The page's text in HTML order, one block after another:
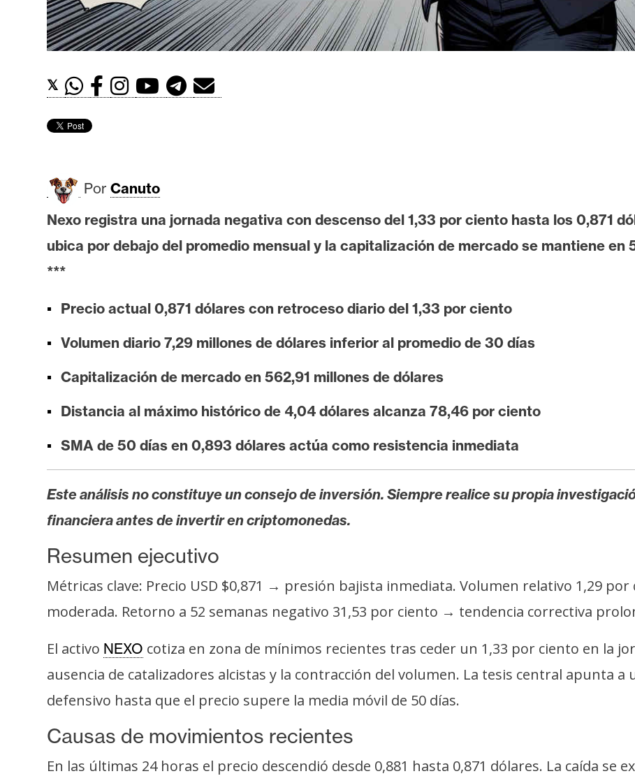
t
h
e
e
m
I
A
A
n
s
s
o
t
a
s
d
P
r
n
a
T
m
a
𝕏
Por Canuto
Nexo registra una jornada negativa con descenso del 1,33 por ciento hasta los 0,871
ubica por debajo del promedio mensual y la capitalización de mercado se mantiene en
***
Precio actual 0,871 dólares con retroceso diario del 1,33 por ciento
Volumen diario 7,29 millones de dólares inferior al promedio de 30 días
Capitalización de mercado en 562,91 millones de dólares
Distancia al máximo histórico de 4,04 dólares alcanza 78,46 por ciento
SMA de 50 días en 0,893 dólares actúa como resistencia inmediata
Este análisis no constituye un consejo de inversión. Siempre realice su propia
financiera antes de invertir en criptomonedas.
Resumen ejecutivo
Métricas clave: Precio USD $0,871 → presión bajista inmediata. Volumen relativo 1,29
moderada. Retorno a 52 semanas negativo 31,53 por ciento → tendencia correctiva
El activo NEXO cotiza en zona de mínimos recientes tras ceder un 1,33 por ciento en la
ausencia de catalizadores alcistas y la contracción del volumen. La tesis central apunta a
defensivo hasta que el precio supere la media móvil de 50 días.
Causas de movimientos recientes
En las últimas 24 horas el precio descendió desde 0,881 hasta 0,871 dólares. La caída se